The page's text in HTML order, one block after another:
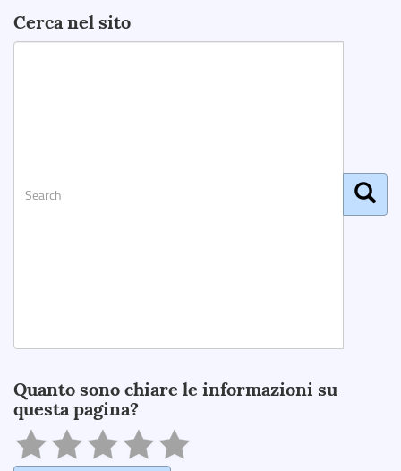
Cerca nel sito
Quanto sono chiare le informazioni su
questa pagina?